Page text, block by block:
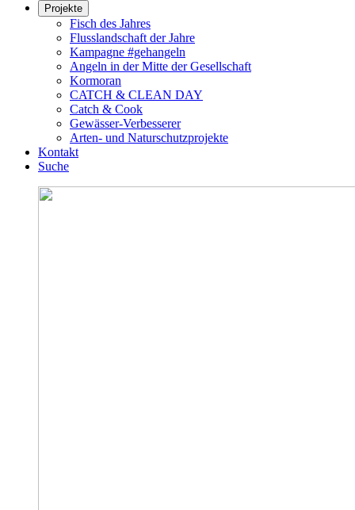
Projekte
Fisch des Jahres
Flusslandschaft der Jahre
Kampagne #gehangeln
Angeln in der Mitte der Gesellschaft
Kormoran
CATCH & CLEAN DAY
Catch & Cook
Gewässer-Verbesserer
Arten- und Naturschutzprojekte
Kontakt
Suche